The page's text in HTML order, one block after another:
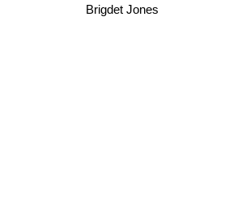
Brigdet Jones